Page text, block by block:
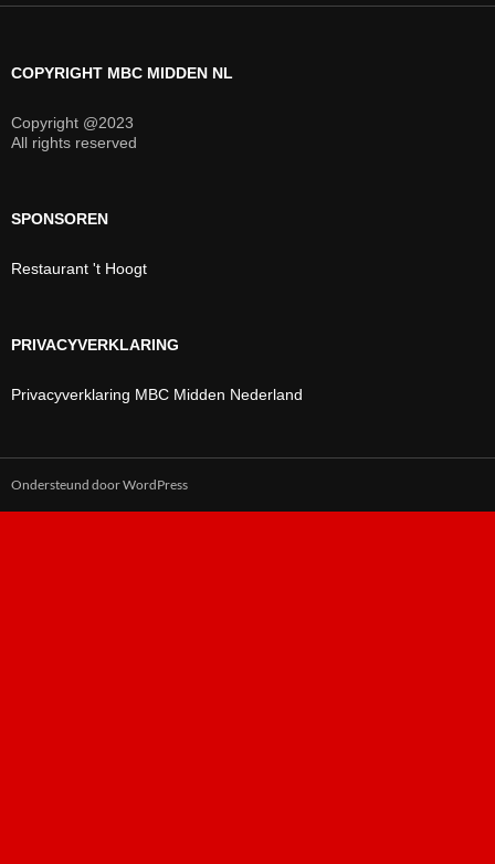
COPYRIGHT MBC MIDDEN NL
Copyright @2023
All rights reserved
SPONSOREN
Restaurant 't Hoogt
PRIVACYVERKLARING
Privacyverklaring MBC Midden Nederland
Ondersteund door WordPress